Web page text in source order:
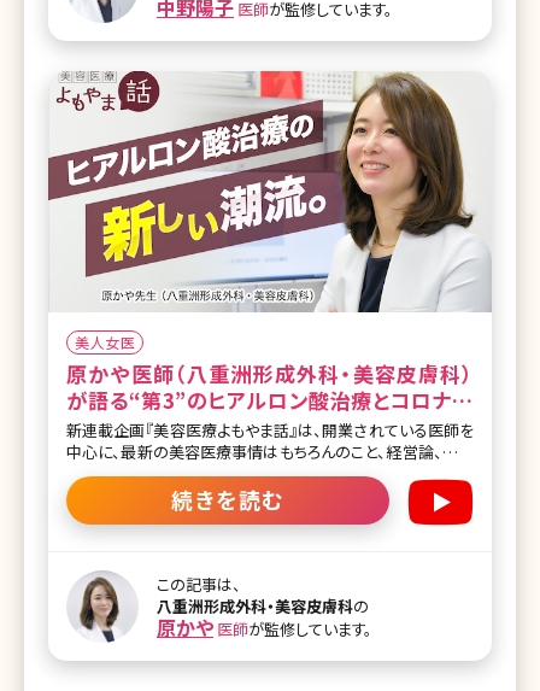
どの生理的な応答を引き起こすため、多方面から皮膚のレジ
ュビネーションを図ることが可能です。ジャルプロはご自身の
ヒアルロン酸とは ヒアルロン酸の注入といえば頬の
中野陽子 医師が監修しています。
美人女医
原かや医師（八重洲形成外科・美容皮膚科）
が語る“第3”のヒアルロン酸治療とコロナ禍
での美容医療、SNS論など
新連載企画『美容医療よもやま話』は、開業されている医師を
中心に、最新の美容医療事情はもちろんのこと、経営論、医師
論、SNS論、美容論など、メディアなどでもあまり話す機会の
ない視点のインタビューにしています。激変する美容医療業
界で、普段どんなことを考えて診療しているのか、患者側から
勢がよくわかる! 第一回は、「美人女医インタビュー」にも出て
いただいた東京駅チカの八重洲形成外科・美容皮膚科の原
かや院長です。 目次 ・最近の美容医療の流れ ・開院してから
の患者様に対する気持ちの変化、クリニックの運営方針の変
化 ・男性の美容医療に対する意識の変化やどんなご要望が
続きを読む
この記事は、
八重洲形成外科・美容皮膚科の
原かや 医師が監修しています。